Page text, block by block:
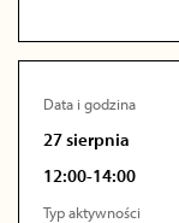
Data i godzina
27 sierpnia
12:00-14:00
Typ aktywności